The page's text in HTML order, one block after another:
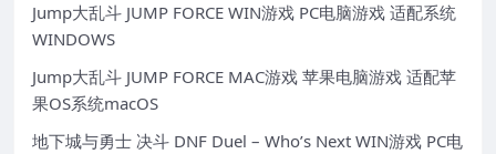
Jump大乱斗 JUMP FORCE WIN游戏 PC电脑游戏 适配系统
WINDOWS
Jump大乱斗 JUMP FORCE MAC游戏 苹果电脑游戏 适配苹
果OS系统macOS
地下城与勇士 决斗 DNF Duel – Who’s Next WIN游戏 PC电